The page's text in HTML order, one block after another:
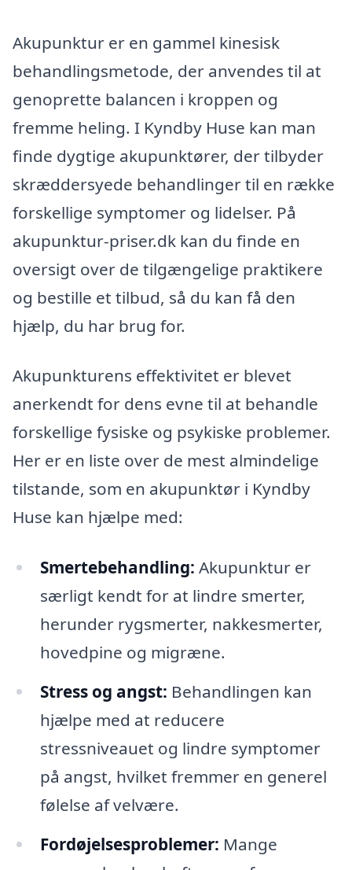
Akupunktur er en gammel kinesisk
behandlingsmetode, der anvendes til at
genoprette balancen i kroppen og
fremme heling. I Kyndby Huse kan man
finde dygtige akupunktører, der tilbyder
skræddersyede behandlinger til en række
forskellige symptomer og lidelser. På
akupunktur-priser.dk kan du finde en
oversigt over de tilgængelige praktikere
og bestille et tilbud, så du kan få den
hjælp, du har brug for.
Akupunkturens effektivitet er blevet
anerkendt for dens evne til at behandle
forskellige fysiske og psykiske problemer.
Her er en liste over de mest almindelige
tilstande, som en akupunktør i Kyndby
Huse kan hjælpe med:
Smertebehandling: Akupunktur er
særligt kendt for at lindre smerter,
herunder rygsmerter, nakkesmerter,
hovedpine og migræne.
Stress og angst: Behandlingen kan
hjælpe med at reducere
stressniveauet og lindre symptomer
på angst, hvilket fremmer en generel
følelse af velvære.
Fordøjelsesproblemer: Mange